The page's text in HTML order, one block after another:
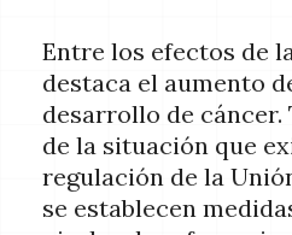
Entre los efectos de
destaca el aumento
desarrollo de cáncer.
de la situación que
regulación de la
se establecen